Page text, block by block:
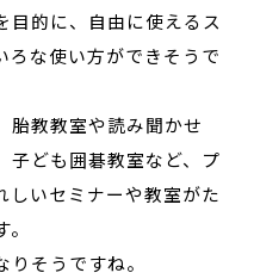
目的に、自由に使えるス
ろな使い方ができそうで
胎教教室や読み聞かせ
子ども囲碁教室など、プ
しいセミナーや教室がた
そうですね。